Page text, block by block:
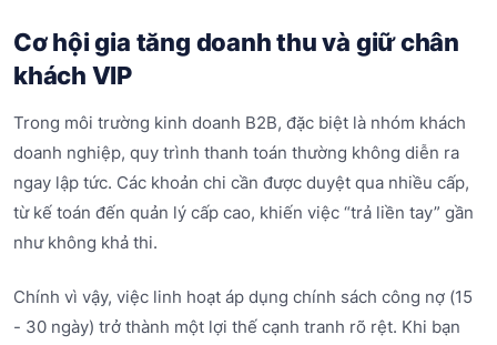
Cơ hội gia tăng doanh thu và giữ chân
khách VIP
Trong môi trường kinh doanh B2B, đặc biệt là nhóm khách
doanh nghiệp, quy trình thanh toán thường không diễn ra
ngay lập tức. Các khoản chi cần được duyệt qua nhiều cấp,
từ kế toán đến quản lý cấp cao, khiến việc “trả liền tay” gần
như không khả thi.
Chính vì vậy, việc linh hoạt áp dụng chính sách công nợ (15
- 30 ngày) trở thành một lợi thế cạnh tranh rõ rệt. Khi bạn